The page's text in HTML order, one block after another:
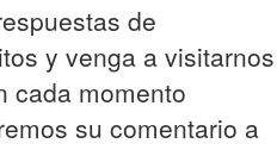
de
y venga a visitarnos
cada momento
su comentario a